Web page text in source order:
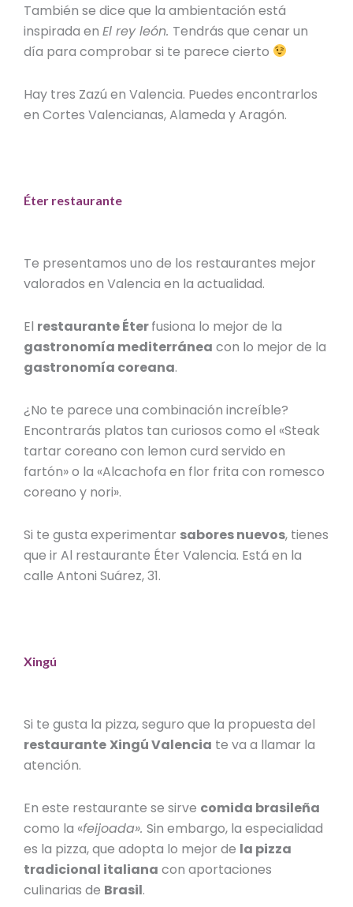
También se dice que la ambientación está
inspirada enEl rey león. Tendrás que cenar un
día para comprobar si te parece cierto
Hay tres Zazú en Valencia. Puedes encontrarlos
en Cortes Valencianas, Alameda y Aragón.
Éter restaurante
Te presentamos uno de los restaurantes mejor
valorados en Valenciaen la actualidad.
El restaurante Éterfusiona lo mejor de la
gastronomía mediterránea con lo mejor de la
gastronomía coreana.
¿No te parece una combinación increíble?
Encontrarás platos tan curiosos como el «Steak
tartar coreano con lemon curd servido en
fartón» o la «Alcachofa en flor frita con romesco
coreano y nori».
Si te gusta experimentar sabores nuevos, tienes
que ir Al restaurante Éter Valencia. Está en la
calle Antoni Suárez, 31.
Xingú
Si te gusta la pizza, seguro que la propuesta del
restauranteXingú Valencia te va a llamar la
atención.
En este restaurante se sirve comida brasileña
como la «feijoada».Sin embargo, la especialidad
es la pizza, que adopta lo mejor de la pizza
tradicional italiana con aportaciones
culinarias de Brasil.